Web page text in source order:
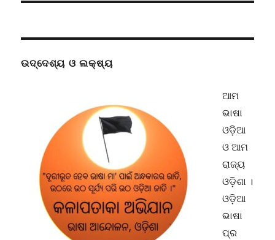
ଉଦ୍ଦେଶ୍ୟ ଓ ଲକ୍ଷ୍ୟ
ଆମ
ଭାଷା
ଓଡ଼ିଆ
ଓ ଆମ
ରାଜ୍ୟ
ଓଡ଼ିଶା ।
ଓଡ଼ିଆ
ଭାଷା
ପ୍ର